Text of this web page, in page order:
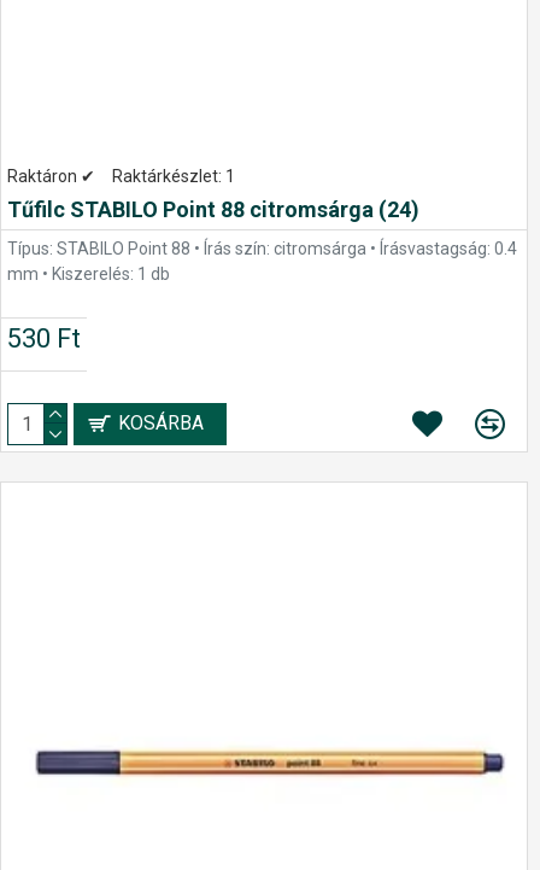
Raktáron ✔ Raktárkészlet: 1
Tűfilc STABILO Point 88 citromsárga (24)
Típus: STABILO Point 88 • Írás szín: citromsárga • Írásvastagság: 0.4
mm • Kiszerelés: 1 db
530 Ft
KOSÁRBA